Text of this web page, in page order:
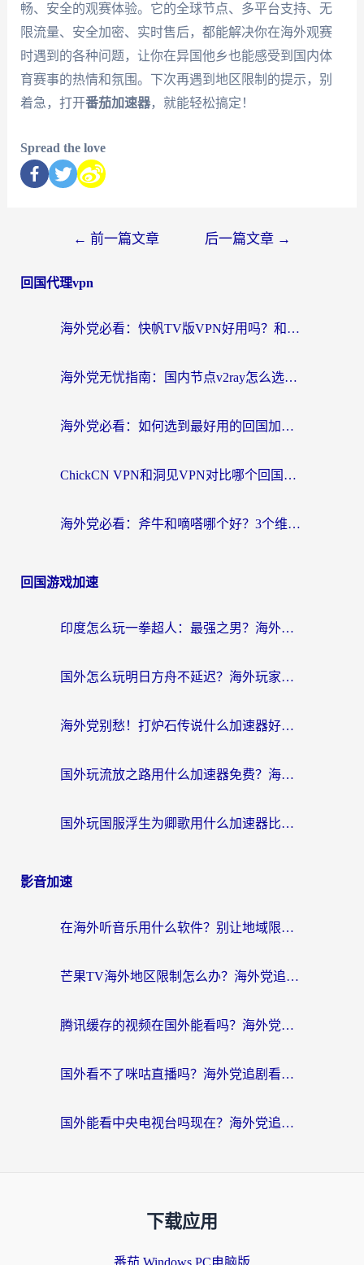
畅、安全的观赛体验。它的全球节点、多平台支持、无
限流量、安全加密、实时售后，都能解决你在海外观赛
时遇到的各种问题，让你在异国他乡也能感受到国内体
育赛事的热情和氛围。下次再遇到地区限制的提示，别
着急，打开番茄加速器，就能轻松搞定！
Spread the love
← 前一篇文章 后一篇文章 →
回国代理vpn
海外党必看：快帆TV版VPN好用吗？和快游VPN对比哪个回国效果更好？附实用避坑指南
海外党无忧指南：国内节点v2ray怎么选？一键回国VPN+多场景实测帮你避坑
海外党必看：如何选到最好用的回国加速器？从节点到售后的全维度指南
ChickCN VPN和洞见VPN对比哪个回国效果更好？海外党亲测3款加速器+避坑指南
海外党必看：斧牛和嘀嗒哪个好？3个维度教你选对回国加速器
回国游戏加速
印度怎么玩一拳超人：最强之男？海外党国服游戏加速避坑指南
国外怎么玩明日方舟不延迟？海外玩家国服游戏加速终极指南（附DNF梦幻诛仙解决方案）
海外党别愁！打炉石传说什么加速器好用？3个实用技巧解决国服游戏卡顿
国外玩流放之路用什么加速器免费？海外党亲测有效的国服游戏加速指南
国外玩国服浮生为卿歌用什么加速器比较好？海外党亲测不踩坑指南
影音加速
在海外听音乐用什么软件？别让地域限制断了你的华语歌单
芒果TV海外地区限制怎么办？海外党追剧看片的实用加速器选择指南
腾讯缓存的视频在国外能看吗？海外党追剧看片的终极解决方案
国外看不了咪咕直播吗？海外党追剧看片的加速器选择指南
国外能看中央电视台吗现在？海外党追剧看央视的实用指南
下载应用
番茄 Windows PC电脑版